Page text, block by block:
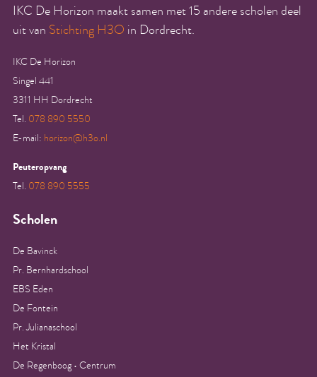
IKC De Horizon maakt samen met 15 andere scholen deel
uit van Stichting H3O in Dordrecht.
IKC De Horizon
Singel 441
3311 HH Dordrecht
Tel. 078 890 5550
E-mail: horizon@h3o.nl
Peuteropvang
Tel. 078 890 5555
Scholen
De Bavinck
Pr. Bernhardschool
EBS Eden
De Fontein
Pr. Julianaschool
Het Kristal
De Regenboog • Centrum